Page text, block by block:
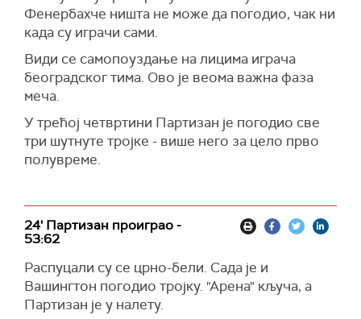
Фенербахче ништа не може да погодио, чак ни
када су играчи сами.
Види се самопоуздање на лицима играча
београдског тима. Ово је веома важна фаза
меча.
У трећој четвртини Партизан је погодио све
три шутнуте тројке - више него за цело прво
полувреме.
24' Партизан проиграо -
53:62
Распуцали су се црно-бели. Сада је и
Вашингтон погодио тројку. "Арена" кључа, а
Партизан је у налету.